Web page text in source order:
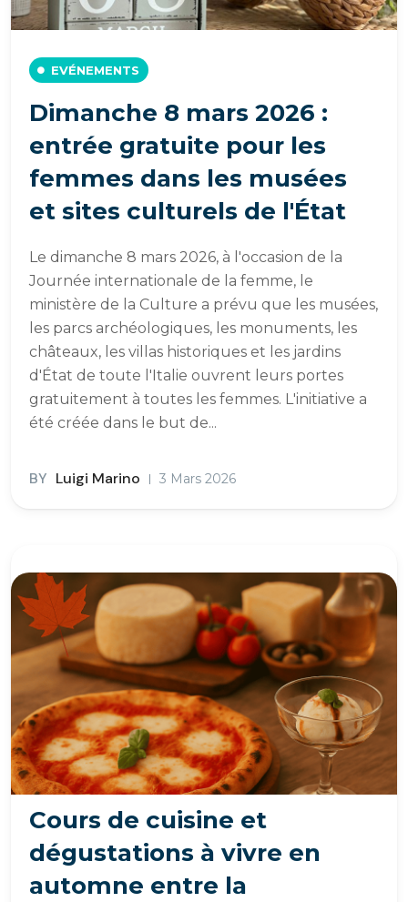
EVÉNEMENTS
Dimanche 8 mars 2026 :
entrée gratuite pour les
femmes dans les musées
et sites culturels de l'État
Le dimanche 8 mars 2026, à l'occasion de la
Journée internationale de la femme, le
ministère de la Culture a prévu que les musées,
les parcs archéologiques, les monuments, les
châteaux, les villas historiques et les jardins
d'État de toute l'Italie ouvrent leurs portes
gratuitement à toutes les femmes. L'initiative a
été créée dans le but de...
BY Luigi Marino 3 Mars 2026
Cours de cuisine et
dégustations à vivre en
automne entre la